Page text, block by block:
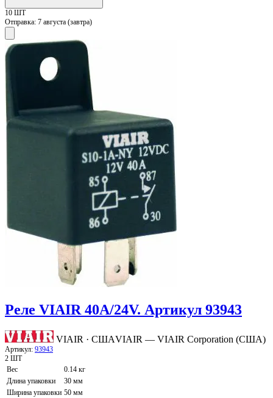
10 ШТ
Отправка: 7 августа (завтра)
Реле VIAIR 40A/24V. Артикул 93943
VIAIR · СШАVIAIR — VIAIR Corporation (США)
Артикул: 93943
2 ШТ
Вес
0.14 кг
Длина упаковки
30 мм
Ширина упаковки 50 мм